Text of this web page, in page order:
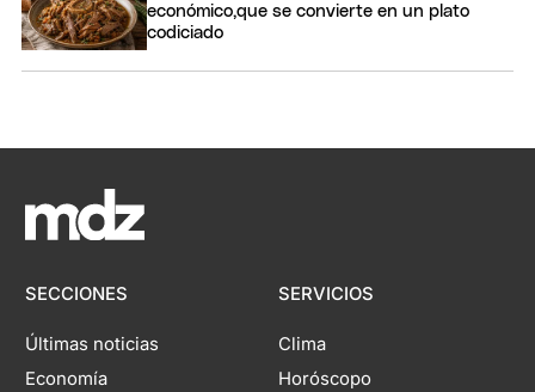
económico,que se convierte en un plato
codiciado
SECCIONES
Últimas noticias
Economía
SERVICIOS
Clima
Horóscopo